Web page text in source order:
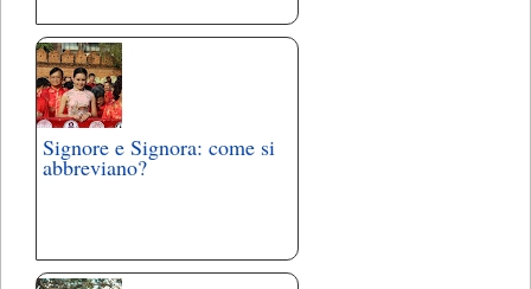
Signore e Signora: come si
abbreviano?